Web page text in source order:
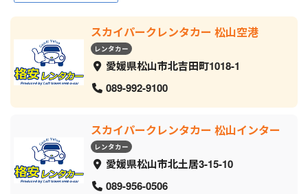
スカイパークレンタカー 松山空港
レンタカー
愛媛県松山市北吉田町1018-1
089-992-9100
スカイパークレンタカー 松山インター
レンタカー
愛媛県松山市北土居3-15-10
089-956-0506